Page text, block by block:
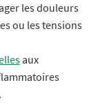
les douleurs
ou les tensions
aux